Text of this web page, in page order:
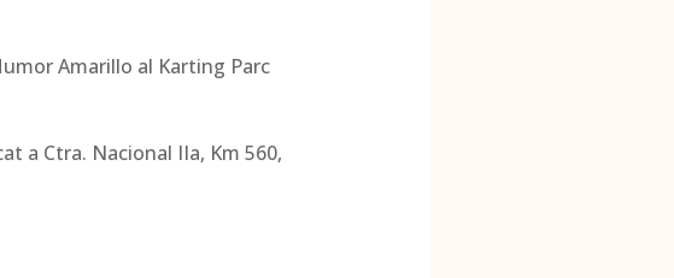
Amarillo al Karting Parc
a Ctra. Nacional IIa, Km 560,